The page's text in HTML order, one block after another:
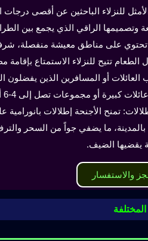
للنزلاء الباحثين عن أقصى درجات
وتصميمها الراقي الذي يجمع بين
تحتوي على مناطق معيشة منفصلة،
تتيح للنزلاء الاستمتاع بإقامة
أو المسافرين الذين يفضلون
تمنح الأجنحة إطلالات بانورامية
بالمدينة، ما يضفي جواً من السحر
يقضيها الضيف.
والاستفسار